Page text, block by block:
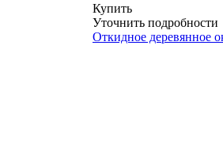
Купить
Уточнить подробности
Откидное деревянное